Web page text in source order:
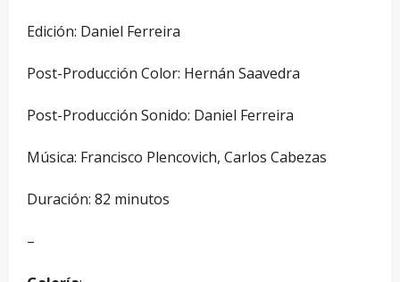
Edición: Daniel Ferreira
Post-Producción Color: Hernán Saavedra
Post-Producción Sonido: Daniel Ferreira
Música: Francisco Plencovich, Carlos Cabezas
Duración: 82 minutos
–